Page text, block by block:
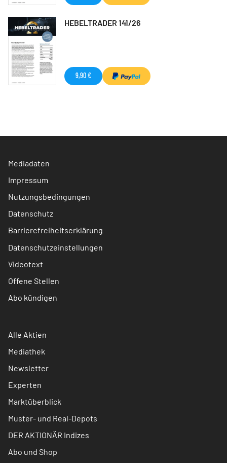
HEBELTRADER 141/26
9,90 €
Mediadaten
Impressum
Nutzungsbedingungen
Datenschutz
Barrierefreiheitserklärung
Datenschutzeinstellungen
Videotext
Offene Stellen
Abo kündigen
Alle Aktien
Mediathek
Newsletter
Experten
Marktüberblick
Muster- und Real-Depots
DER AKTIONÄR Indizes
Abo und Shop